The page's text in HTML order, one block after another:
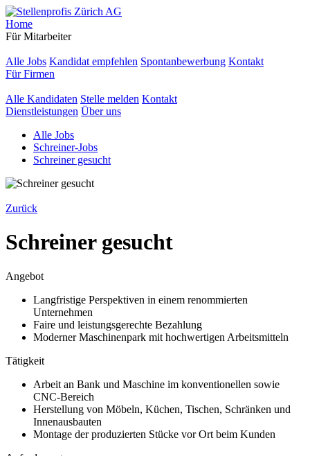
Home
Für Mitarbeiter
Alle Jobs Kandidat empfehlen Spontanbewerbung Kontakt
Für Firmen
Alle Kandidaten Stelle melden Kontakt
Dienstleistungen Über uns
Alle Jobs
Schreiner-Jobs
Schreiner gesucht
Zurück
Schreiner gesucht
Angebot
Langfristige Perspektiven in einem renommierten
Unternehmen
Faire und leistungsgerechte Bezahlung
Moderner Maschinenpark mit hochwertigen Arbeitsmitteln
Tätigkeit
Arbeit an Bank und Maschine im konventionellen sowie
CNC-Bereich
Herstellung von Möbeln, Küchen, Tischen, Schränken und
Innenausbauten
Montage der produzierten Stücke vor Ort beim Kunden